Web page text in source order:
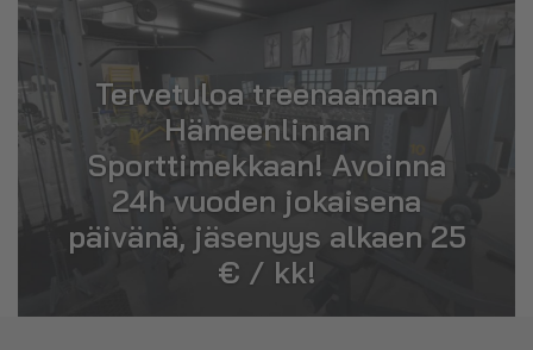
Tervetuloa treenaamaan
Hämeenlinnan
Sporttimekkaan! Avoinna
24h vuoden jokaisena
päivänä, jäsenyys alkaen 25
€ / kk!